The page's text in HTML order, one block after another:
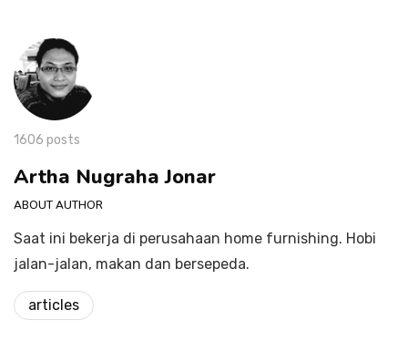
1606 posts
Artha Nugraha Jonar
ABOUT AUTHOR
Saat ini bekerja di perusahaan home furnishing. Hobi
jalan-jalan, makan dan bersepeda.
articles